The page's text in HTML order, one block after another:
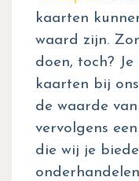
kaarten
waard zijn.
doen, toch?
kaarten bij
de waarde
vervolgens
die wij je